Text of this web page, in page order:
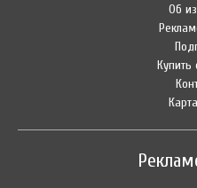
Об
Купить